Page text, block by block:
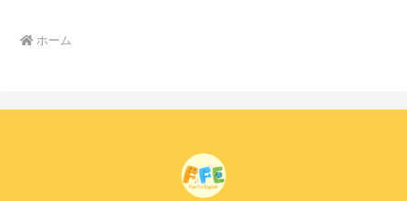
ホーム